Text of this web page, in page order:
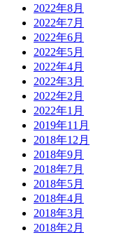
2022年8月
2022年7月
2022年6月
2022年5月
2022年4月
2022年3月
2022年2月
2022年1月
2019年11月
2018年12月
2018年9月
2018年7月
2018年5月
2018年4月
2018年3月
2018年2月